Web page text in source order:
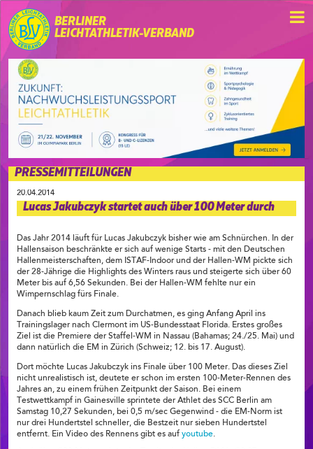
BERLINER
LEICHTATHLETIK-VERBAND
PRESSEMITTEILUNGEN
20.04.2014
Lucas Jakubczyk startet auch über 100 Meter durch
Das Jahr 2014 läuft für Lucas Jakubczyk bisher wie am Schnürchen. In der
Hallensaison beschränkte er sich auf wenige Starts - mit den Deutschen
Hallenmeisterschaften, dem ISTAF-Indoor und der Hallen-WM pickte sich
der 28-Jährige die Highlights des Winters raus und steigerte sich über 60
Meter bis auf 6,56 Sekunden. Bei der Hallen-WM fehlte nur ein
Wimpernschlag fürs Finale.
Danach blieb kaum Zeit zum Durchatmen, es ging Anfang April ins
Trainingslager nach Clermont im US-Bundesstaat Florida. Erstes großes
Ziel ist die Premiere der Staffel-WM in Nassau (Bahamas; 24./25. Mai) und
dann natürlich die EM in Zürich (Schweiz; 12. bis 17. August).
Dort möchte Lucas Jakubczyk ins Finale über 100 Meter. Das dieses Ziel
nicht unrealistisch ist, deutete er schon im ersten 100-Meter-Rennen des
Jahres an, zu einem frühen Zeitpunkt der Saison. Bei einem
Testwettkampf in Gainesville sprintete der Athlet des SCC Berlin am
Samstag 10,27 Sekunden, bei 0,5 m/sec Gegenwind - die EM-Norm ist
nur drei Hundertstel schneller, die Bestzeit nur sieben Hundertstel
entfernt. Ein Video des Rennens gibt es auf youtube.